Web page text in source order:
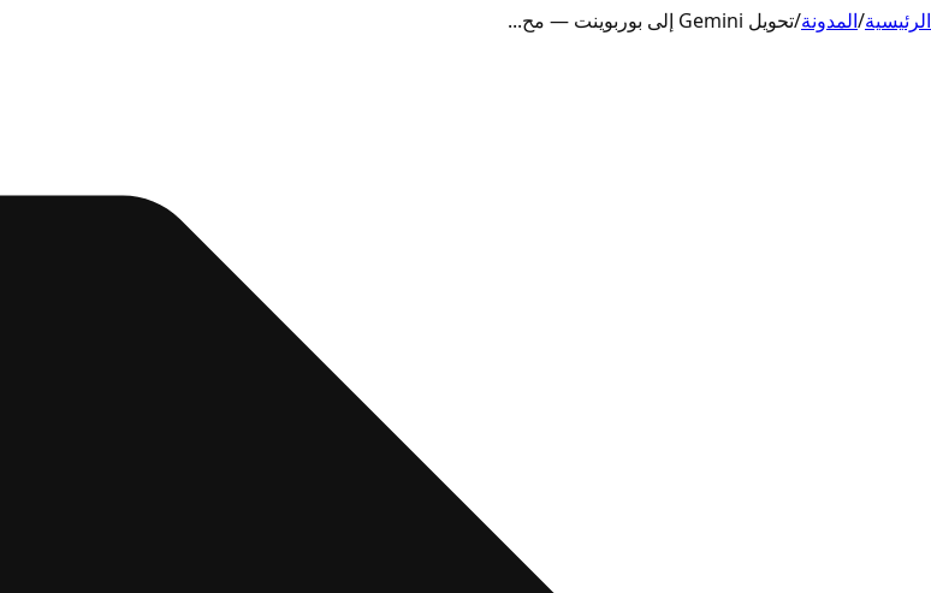
الرئيسية/المدونة/تحويل Gemini إلى بوربوينت — مح ...